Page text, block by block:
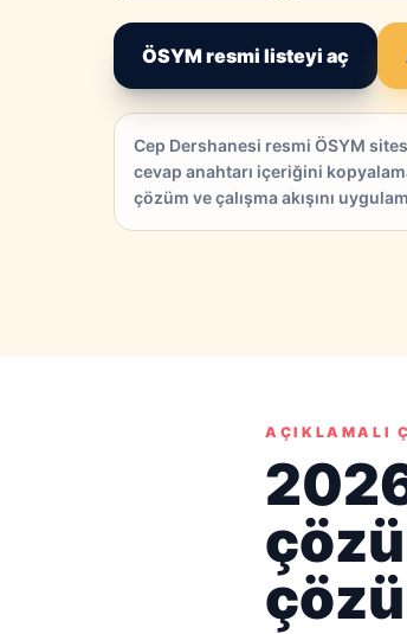
ÖSYM resmi listeyi aç
Cep Dershanesi resmi ÖSYM
cevap anahtarı içeriğini
çözüm ve çalışma akışını
AÇIKLAMALI